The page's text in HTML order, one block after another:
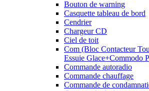
Bouton de warning
Casquette tableau de bord
Cendrier
Chargeur CD
Ciel de toit
Com (Bloc Contacteur
Essuie Glace+Commodo
Commande autoradio
Commande chauffage
Commande de